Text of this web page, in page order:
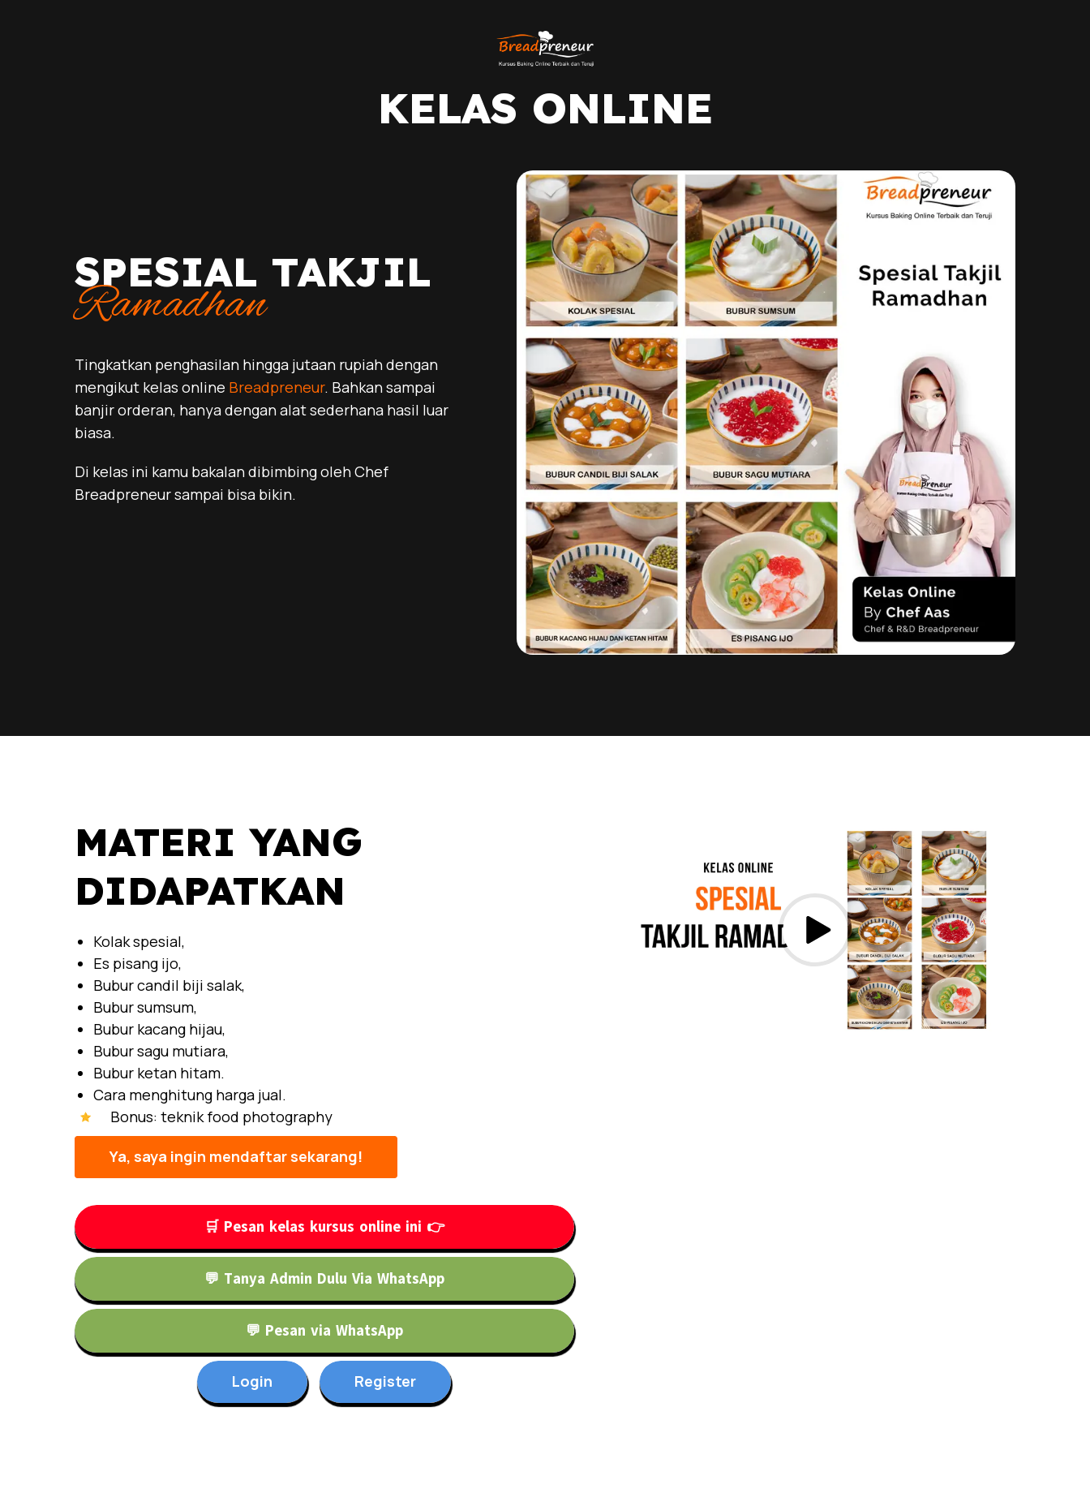
KELAS ONLINE
SPESIAL TAKJIL
Ramadhan
Tingkatkan penghasilan hingga jutaan rupiah dengan
mengikut kelas online Breadpreneur. Bahkan sampai
banjir orderan, hanya dengan alat sederhana hasil luar
biasa.
Di kelas ini kamu bakalan dibimbing oleh Chef
Breadpreneur sampai bisa bikin.
MATERI YANG
DIDAPATKAN
Kolak spesial,
Es pisang ijo,
Bubur candil biji salak,
Bubur sumsum,
Bubur kacang hijau,
Bubur sagu mutiara,
Bubur ketan hitam.
Cara menghitung harga jual.
Bonus: teknik food photography
Ya, saya ingin mendaftar sekarang!
🛒 Pesan kelas kursus online ini 👉
💬 Tanya Admin Dulu Via WhatsApp
💬 Pesan via WhatsApp
Login Register